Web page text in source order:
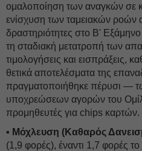
ομαλοποίηση των αναγκών σε
ενίσχυση των ταμειακών ροών
δραστηριότητες στο Β'
τη σταδιακή μετατροπή των
τιμολογήσεις και εισπράξεις,
θετικά αποτελέσματα της
πραγματοποιήθηκε πέρυσι —
υποχρεώσεων αγορών του
προμηθευτές για chips καρτών.
▪ Μόχλευση (Καθαρός
(1,9 φορές), έναντι 1,7 φορές